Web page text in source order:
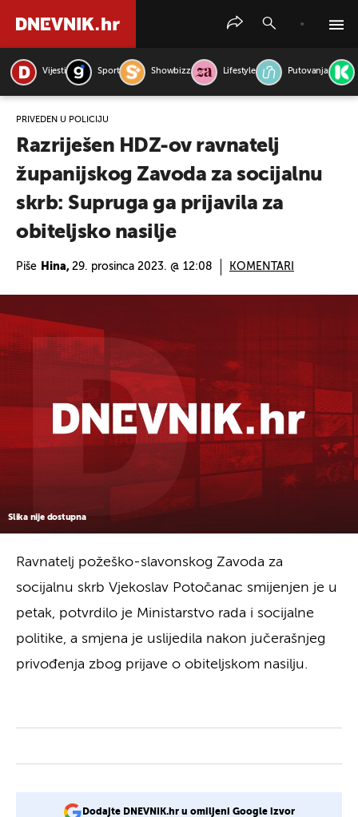
Vijesti Sport Showbizz Lifestyle Putovanja
PRIVEDEN U POLICIJU
Razriješen HDZ-ov ravnatelj
županijskog Zavoda za socijalnu
skrb: Supruga ga prijavila za
obiteljsko nasilje
Piše Hina, 29. prosinca 2023. @ 12:08 KOMENTARI
Slika nije dostupna
Ravnatelj požeško-slavonskog Zavoda za
socijalnu skrb Vjekoslav Potočanac smijenjen je u
petak, potvrdilo je Ministarstvo rada i socijalne
politike, a smjena je uslijedila nakon jučerašnjeg
privođenja zbog prijave o obiteljskom nasilju.
Dodajte DNEVNIK.hr u omiljeni Google izvor
PRETRAŽITE VIJESTI